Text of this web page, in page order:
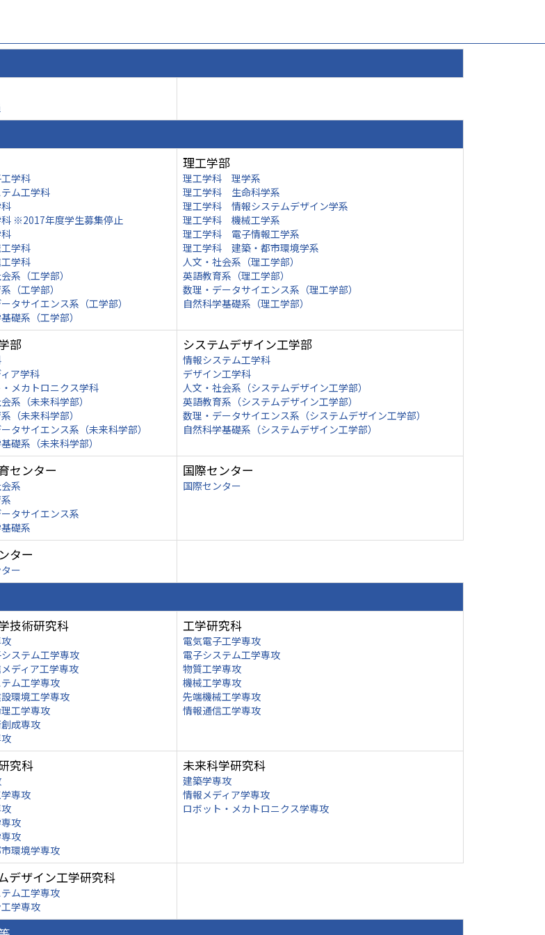
学科
ム工学科
※2017年度学生募集停止
学科
学科
系（工学部）
（工学部）
タサイエンス系（工学部）
礎系（工学部）
理工学部
理工学科 理学系
理工学科 生命科学系
理工学科 情報システムデザイン学系
理工学科 機械工学系
理工学科 電子情報工学系
理工学科 建築・都市環境学系
人文・社会系（理工学部）
英語教育系（理工学部）
数理・データサイエンス系（理工学部）
自然科学基礎系（理工学部）
部
ア学科
メカトロニクス学科
系（未来科学部）
（未来科学部）
タサイエンス系（未来科学部）
礎系（未来科学部）
システムデザイン工学部
情報システム工学科
デザイン工学科
人文・社会系（システムデザイン工学部）
英語教育系（システムデザイン工学部）
数理・データサイエンス系（システムデザイン工学部）
自然科学基礎系（システムデザイン工学部）
センター
系
タサイエンス系
礎系
国際センター
国際センター
ター
ー
技術研究科
ステム工学専攻
ディア工学専攻
ム工学専攻
環境工学専攻
工学専攻
成専攻
工学研究科
電気電子工学専攻
電子システム工学専攻
物質工学専攻
機械工学専攻
先端機械工学専攻
情報通信工学専攻
究科
専攻
攻
攻
環境学専攻
未来科学研究科
建築学専攻
情報メディア学専攻
ロボット・メカトロニクス学専攻
デザイン工学研究科
ム工学専攻
学専攻